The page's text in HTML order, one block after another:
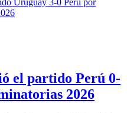
el partido Perú 0-
2026